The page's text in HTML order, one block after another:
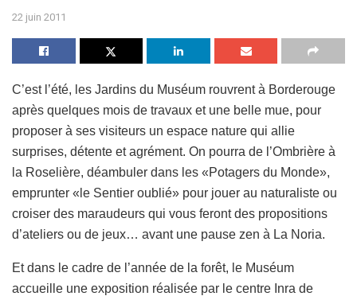
22 juin 2011
C’est l’été, les Jardins du Muséum rouvrent à Borderouge
après quelques mois de travaux et une belle mue, pour
proposer à ses visiteurs un espace nature qui allie
surprises, détente et agrément. On pourra de l’Ombrière à
la Roselière, déambuler dans les «Potagers du Monde»,
emprunter «le Sentier oublié» pour jouer au naturaliste ou
croiser des maraudeurs qui vous feront des propositions
d’ateliers ou de jeux… avant une pause zen à La Noria.
Et dans le cadre de l’année de la forêt, le Muséum
accueille une exposition réalisée par le centre Inra de